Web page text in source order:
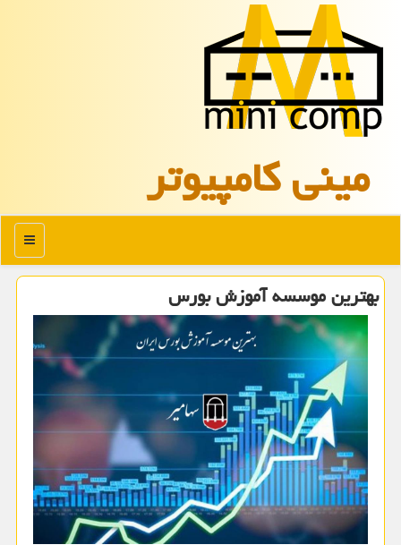
مینی كامپیوتر
منو
بهترین موسسه آموزش بورس